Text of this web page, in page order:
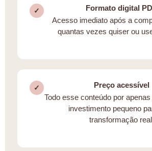
✓
Formato digital
Acesso imediato após a
quantas vezes quiser ou
✓
Preço acessível
Todo esse conteúdo por
investimento pequeno
transformação